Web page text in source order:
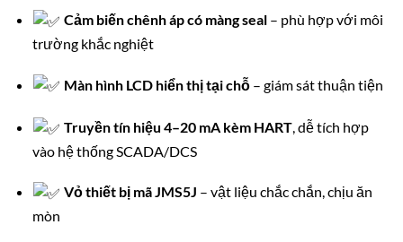
Cảm biến chênh áp có màng seal – phù hợp với môi
trường khắc nghiệt
Màn hình LCD hiển thị tại chỗ – giám sát thuận tiện
Truyền tín hiệu 4–20 mA kèm HART, dễ tích hợp
vào hệ thống SCADA/DCS
Vỏ thiết bị mã JMS5J – vật liệu chắc chắn, chịu ăn
mòn